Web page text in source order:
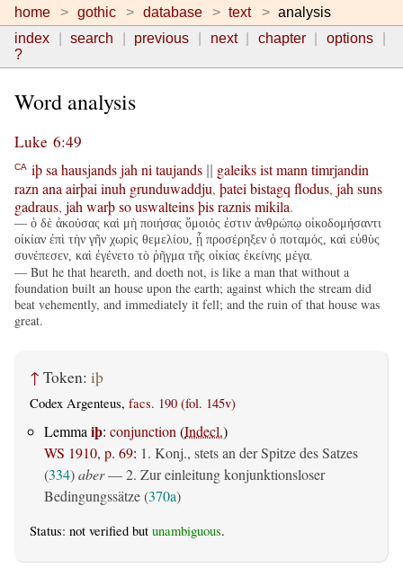
home gothic database text
analysis
index
search previous next chapter
options
?
Word analysis
Luke 6:49
CA iþsa hausjandsjah ni taujands galeiksistmann timrjandin
razn ana airþai inuh grunduwaddju, þatei bistagq flodus, jah suns
gadraus, jah warþsouswalteinsþisraznismikila.
— ὁ δὲ ἀκούσας καὶ μὴ ποιήσας ὅμοιός ἐστιν ἀνθρώπῳ οἰκοδομήσαντι
οἰκίαν ἐπὶ τὴν γῆν χωρὶς θεμελίου, ᾗ προσέρηξεν ὁ ποταμός, καὶ εὐθὺς
συνέπεσεν, καὶ ἐγένετο τὸ ῥῆγμα τῆς οἰκίας ἐκείνης μέγα.
— But he that heareth, and doeth not, is like a man that without a
foundation built an house upon the earth; against which the stream did
beat vehemently, and immediately it fell; and the ruin of that house was
great.
↑ Token: iþ
Codex Argenteus, facs. 190 (fol. 145v)
Lemma iþ: conjunction (Indecl.)
WS 1910, p. 69: 1. Konj., stets an der Spitze des Satzes
(334)aber— 2. Zur einleitung konjunktionsloser
Bedingungssätze (370a)
Status: not verified but unambiguous.